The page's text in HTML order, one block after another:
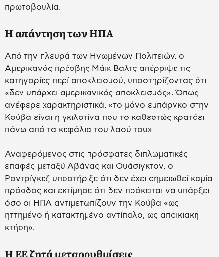
πρωτοβουλία.
Η απάντηση των ΗΠΑ
Από την πλευρά των Ηνωμένων Πολιτειών, ο
Αμερικανός πρέσβης Μάικ Βαλτς απέρριψε τις
κατηγορίες περί αποκλεισμού, υποστηρίζοντας ότι
«δεν υπάρχει αμερικανικός αποκλεισμός». Όπως
ανέφερε χαρακτηριστικά, «το μόνο εμπάργκο στην
Κούβα είναι η γκιλοτίνα που το καθεστώς κρατάει
πάνω από τα κεφάλια του λαού του».
Αναφερόμενος στις πρόσφατες διπλωματικές
επαφές μεταξύ Αβάνας και Ουάσιγκτον, ο
Ροντρίγκεζ υποστήριξε ότι δεν έχει σημειωθεί καμία
πρόοδος και εκτίμησε ότι δεν πρόκειται να υπάρξει
όσο οι ΗΠΑ αντιμετωπίζουν την Κούβα «ως
ηττημένο ή κατακτημένο αντίπαλο, ως αποικιακή
κτήση».
Η ΕΕ ζητά μεταρρυθμίσεις